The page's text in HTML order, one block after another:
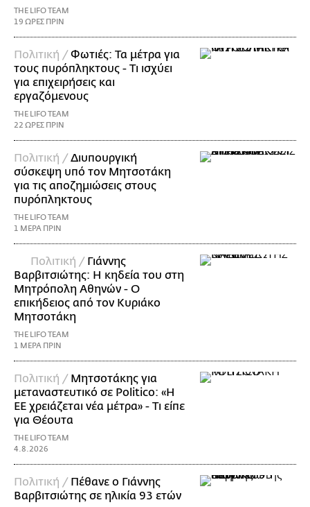
THE LIFO TEAM
19 ΩΡΕΣ ΠΡΙΝ
Πολιτική /Φωτιές: Τα μέτρα για
τους πυρόπληκτους - Τι ισχύει
για επιχειρήσεις και
εργαζόμενους
THE LIFO TEAM
22 ΩΡΕΣ ΠΡΙΝ
Πολιτική /Διυπουργική
σύσκεψη υπό τον Μητσοτάκη
για τις αποζημιώσεις στους
πυρόπληκτους
THE LIFO TEAM
1 ΜΕΡΑ ΠΡΙΝ
Πολιτική / Γιάννης
Βαρβιτσιώτης: Η κηδεία του στη
Μητρόπολη Αθηνών - Ο
επικήδειος από τον Κυριάκο
Μητσοτάκη
THE LIFO TEAM
1 ΜΕΡΑ ΠΡΙΝ
Πολιτική / Μητσοτάκης για
μεταναστευτικό σε Politico: «Η
ΕΕ χρειάζεται νέα μέτρα» - Τι είπε
για Θέουτα
THE LIFO TEAM
4.8.2026
Πολιτική / Πέθανε ο Γιάννης
Βαρβιτσιώτης σε ηλικία 93 ετών